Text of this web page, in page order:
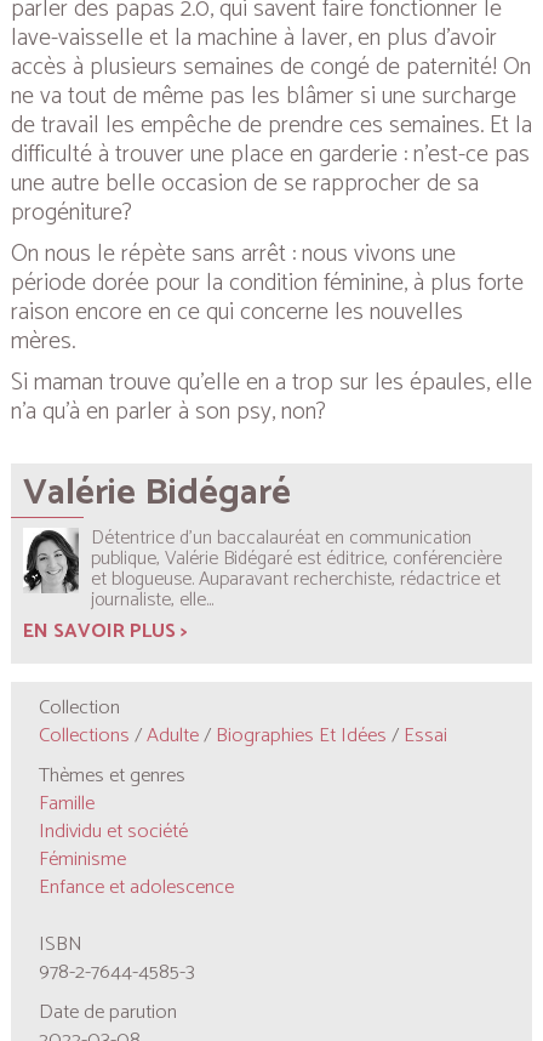
parler des papas 2.0, qui savent faire fonctionner le
lave-vaisselle et la machine à laver, en plus d’avoir
accès à plusieurs semaines de congé de paternité! On
ne va tout de même pas les blâmer si une surcharge
de travail les empêche de prendre ces semaines. Et la
difficulté à trouver une place en garderie : n’est-ce pas
une autre belle occasion de se rapprocher de sa
progéniture?
On nous le répète sans arrêt : nous vivons une
période dorée pour la condition féminine, à plus forte
raison encore en ce qui concerne les nouvelles
mères.
Si maman trouve qu’elle en a trop sur les épaules, elle
n’a qu’à en parler à son psy, non?
Valérie Bidégaré
Détentrice d’un baccalauréat en communication
publique, Valérie Bidégaré est éditrice, conférencière
et blogueuse. Auparavant recherchiste, rédactrice et
journaliste, elle...
EN SAVOIR PLUS >
Collection
Collections/Adulte/ Biographies Et Idées/ Essai
Thèmes et genres
Famille
Individu et société
Féminisme
Enfance et adolescence
ISBN
978-2-7644-4585-3
Date de parution